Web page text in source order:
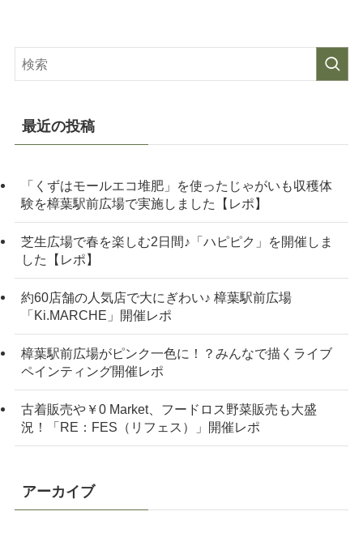
最近の投稿
「くずはモールエコ堆肥」を使ったじゃがいも収穫体
験を樟葉駅前広場で実施しました【レポ】
芝生広場で春を楽しむ2日間♪「ハピピク」を開催しま
した【レポ】
約60店舗の人気店で大にぎわい♪ 樟葉駅前広場
「Ki.MARCHE」開催レポ
樟葉駅前広場がピンク一色に！？みんなで描くライブ
ペインティング開催レポ
古着販売や￥0 Market、フードロス野菜販売も大盛
況！「RE：FES（リフェス）」開催レポ
アーカイブ